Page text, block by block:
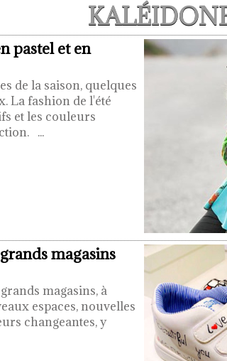
pastel et en
de la saison, quelques
La fashion de l'été
et les couleurs
...
magasins
magasins, à
espaces, nouvelles
changeantes, y